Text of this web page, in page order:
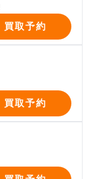
買取予約
買取予約